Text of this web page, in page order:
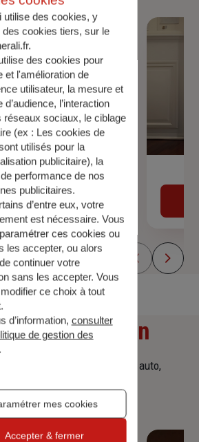
prêt immobilier
une simulation
tarifaire d'assurance, auto,
utilise des cookies, y
cookies tiers, sur le
des cookies pour
et l'amélioration de
utilisateur, la mesure et
d’audience, l’interaction
réseaux sociaux, le ciblage
(ex : Les cookies de
utilisés pour la
publicitaire), la
performance de nos
publicitaires.
d’entre eux, votre
est nécessaire. Vous
ces cookies ou
les accepter, ou alors
continuer votre
sans les accepter. Vous
ce choix à tout
d’information, consulter
de gestion des
.
mes cookies
Accepter & fermer